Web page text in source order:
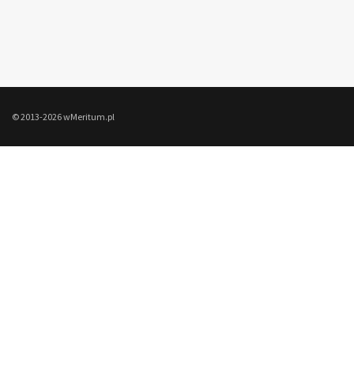
© 2013-2026 wMeritum.pl